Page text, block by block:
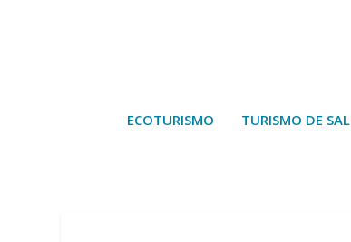
ECOTURISMO TURISMO DE